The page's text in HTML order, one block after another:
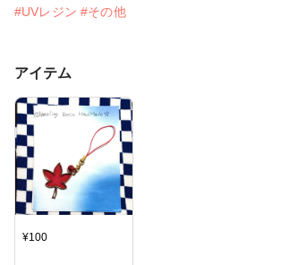
#UVレジン #その他
アイテム
¥100